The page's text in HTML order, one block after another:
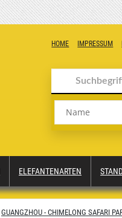
HOME IMPRESSUM
Name
ELEFANTENARTEN
GUANGZHOU - CHIMELONG SAFARI